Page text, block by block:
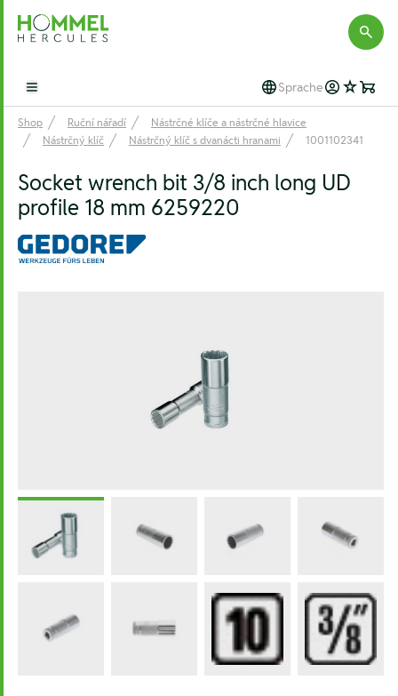
Hommel Hercules
Open main menu Sprache
Shop Ruční nářadí
Nástrčné klíče a nástrčné hlavice
Nástrčný klíč
Nástrčný klíč s dvanácti hranami 1001102341
Socket wrench bit 3/8 inch long UD
profile 18 mm 6259220